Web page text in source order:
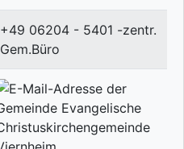
+49 06204 - 5401 -zentr.
Gem.Büro